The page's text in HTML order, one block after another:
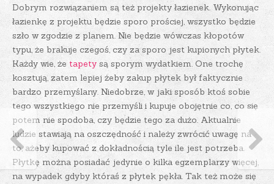
Dobrym rozwiązaniem są też projekty łazienek. Wykonując
łazienkę z projektu będzie sporo prościej, wszystko będzie
szło w zgodzie z planem. Nie będzie wówczas kłopotów
typu, że brakuje czegoś, czy za sporo jest kupionych płytek.
Każdy wie, że tapety są sporym wydatkiem. One trochę
kosztują, zatem lepiej żeby zakup płytek był faktycznie
bardzo przemyślany. Niedobrze, w jaki sposób ktoś sobie
tego wszystkiego nie przemyśli i kupuje obojętnie co, co się
potem nie spodoba, czy będzie tego za dużo. Aktualnie
ludzie stawiają na oszczędność i należy zwrócić uwagę na
to, ażeby kupować z dokładnością tyle ile jest potrzeba.
Płytkę można posiadać jedynie o kilka egzemplarzy więcej,
na wypadek gdyby któraś z płytek pękła. Tak też może się